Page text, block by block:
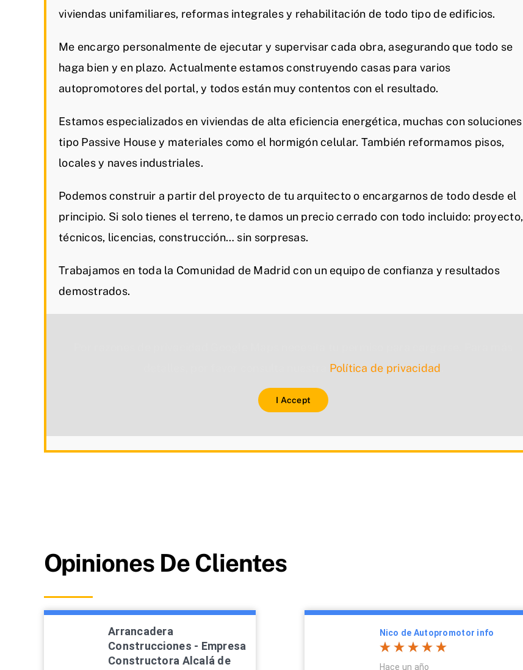
viviendas unifamiliares, reformas integrales y rehabilitación de todo tipo de edificios.
Me encargo personalmente de ejecutar y supervisar cada obra, asegurando que todo se
haga bien y en plazo. Actualmente estamos construyendo casas para varios
autopromotores del portal, y todos están muy contentos con el resultado.
Estamos especializados en viviendas de alta eficiencia energética, muchas con soluciones
tipo Passive House y materiales como el hormigón celular. También reformamos pisos,
locales y naves industriales.
Podemos construir a partir del proyecto de tu arquitecto o encargarnos de todo desde el
principio. Si solo tienes el terreno, te damos un precio cerrado con todo incluido: proyecto,
técnicos, licencias, construcción… sin sorpresas.
Trabajamos en toda la Comunidad de Madrid con un equipo de confianza y resultados
demostrados.
Política de privacidad
I Accept
Opiniones De Clientes
Arrancadera
Construcciones - Empresa
Constructora Alcalá de
Nico de Autopromotor info
Hace un año